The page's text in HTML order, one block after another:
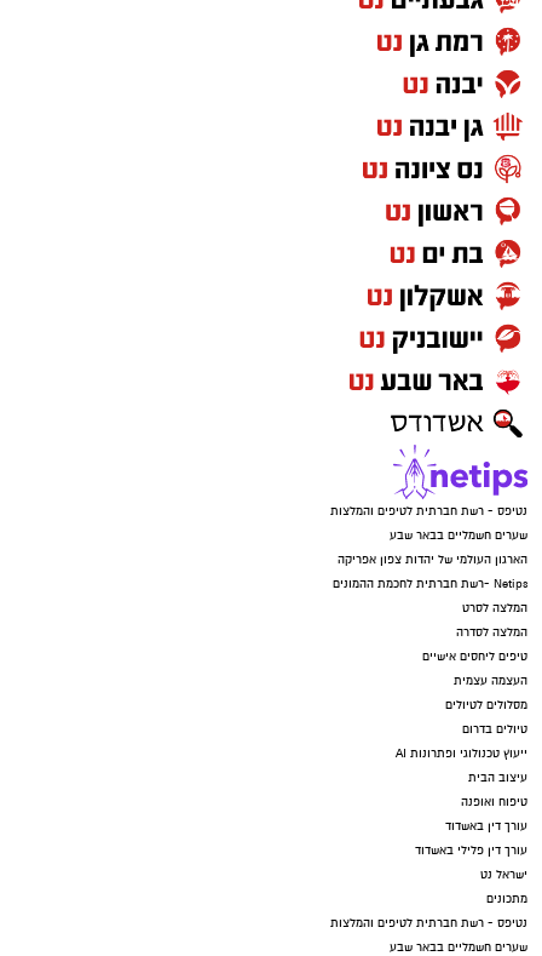
נטיפס - רשת חברתית לטיפים והמלצות
שערים חשמליים בבאר שבע
הארגון העולמי של יהדות צפון אפריקה
Netips -רשת חברתית לחכמת ההמונים
המלצה לסרט
המלצה לסדרה
טיפים ליחסים אישיים
העצמה עצמית
מסלולים לטיולים
טיולים בדרום
ייעוץ טכנולוגי ופתרונות AI
עיצוב הבית
טיפוח ואופנה
עורך דין באשדוד
עורך דין פלילי באשדוד
ישראל נט
מתכונים
נטיפס - רשת חברתית לטיפים והמלצות
שערים חשמליים בבאר שבע